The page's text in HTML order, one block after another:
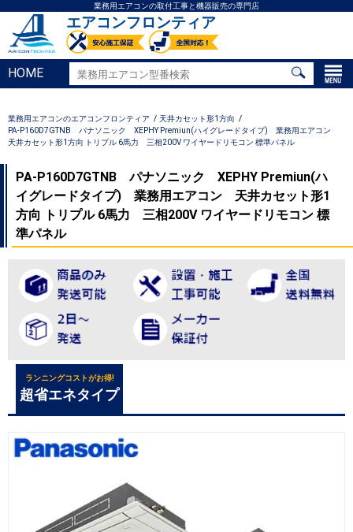
業務用エアコンの取付工事と機器販売の専門店
エアコンフロンティア
HOME
業務用エアコンのエアコンフロンティア
天井カセット形1方向
PA-P160D7GTNB パナソニック XEPHY Premiun(ハイグレードタイプ) 業務用エアコン
天井カセット形1方向 トリプル 6馬力 三相200V ワイヤードリモコン 標準パネル
PA-P160D7GTNB パナソニック XEPHY Premiun(ハ
イグレードタイプ) 業務用エアコン 天井カセット形1
方向 トリプル 6馬力 三相200V ワイヤードリモコン 標
準パネル
ランニングコストがお得!
超省エネタイプ